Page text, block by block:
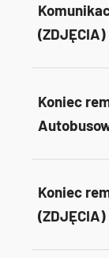
(ZDJĘCIA)
Koniec
Koniec
(ZDJĘCIA)